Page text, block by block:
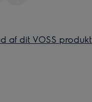
af dit VOSS produkt